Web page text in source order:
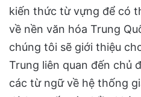
kiến thức từ vựng để có
về nền văn hóa Trung
chúng tôi sẽ giới thiệu
Trung liên quan đến chủ
các từ ngữ về hệ thống